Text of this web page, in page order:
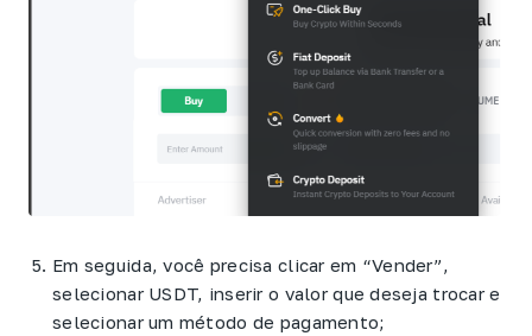
Em seguida, você precisa clicar em “Vender”,
selecionar USDT, inserir o valor que deseja trocar e
selecionar um método de pagamento;